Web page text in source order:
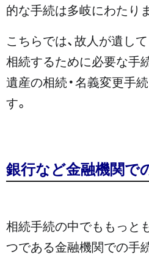
的な手続は多岐にわたり
こちらでは、故人が遺し
相続するために必要な手
遺産の相続・名義変更手
す。
銀行など金融機関で
相続手続の中でももっと
つである金融機関での手